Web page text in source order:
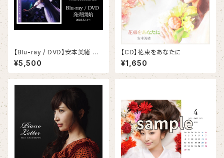
【Blu-ray / DVD】安本美緒 レ
コ発 Birthday concert anda
nte〜Quartet〜
¥5,500
【CD】花束をあなたに
¥1,650